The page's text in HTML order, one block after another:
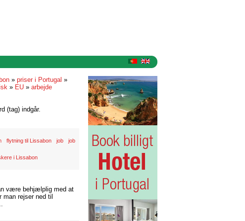
» priser i Portugal »
» EU » arbejde
(tag) indgår.
flytning til Lissabon job job
i Lissabon
være behjælplig med at
rejser ned til